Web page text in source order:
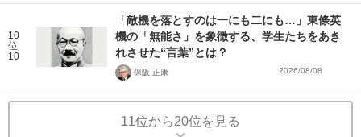
10
位
10
「敵機を落とすのは一にも二にも…」東條英
機の「無能さ」を象徴する、学生たちをあき
れさせた“言葉”とは？
保阪 正康 2026/08/08
11位から20位を見る